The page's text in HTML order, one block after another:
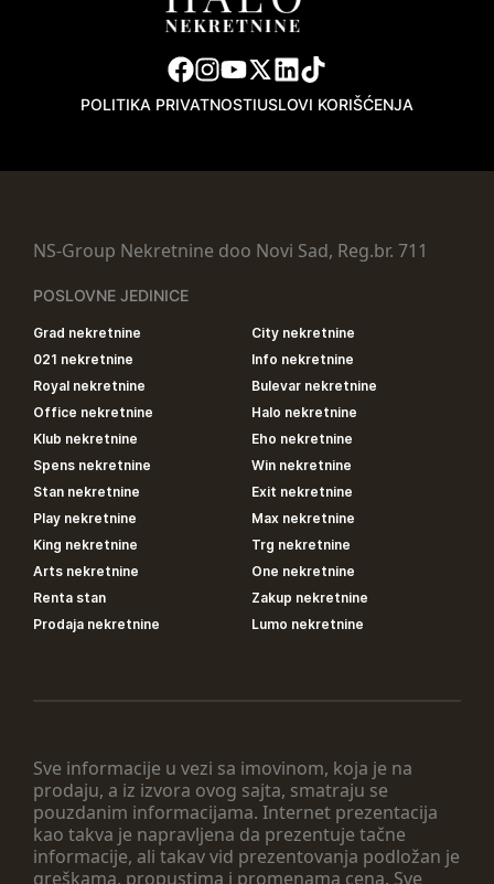
POLITIKA PRIVATNOSTIUSLOVI KORIŠĆENJA
Sve informacije u vezi sa imovinom, koja je na
prodaju, a iz izvora ovog sajta, smatraju se
pouzdanim informacijama. Internet prezentacija
kao takva je napravljena da prezentuje tačne
informacije, ali takav vid prezentovanja podložan je
greškama, propustima i promenama cena. Sve
NS-Group Nekretnine doo Novi Sad, Reg.br. 711
POSLOVNE JEDINICE
Grad nekretnine
City nekretnine
021 nekretnine
Info nekretnine
Royal nekretnine
Bulevar nekretnine
Office nekretnine
Halo nekretnine
Klub nekretnine
Eho nekretnine
Spens nekretnine
Win nekretnine
Stan nekretnine
Exit nekretnine
Play nekretnine
Max nekretnine
King nekretnine
Trg nekretnine
Arts nekretnine
One nekretnine
Renta stan
Zakup nekretnine
Prodaja nekretnine
Lumo nekretnine